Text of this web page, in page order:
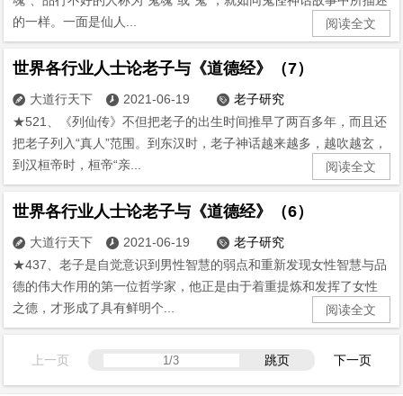
的一样。一面是仙人...
阅读全文
世界各行业人士论老子与《道德经》（7）
 大道行天下  2021-06-19  老子研究
★521、《列仙传》不但把老子的出生时间推早了两百多年，而且还
把老子列入“真人”范围。到东汉时，老子神话越来越多，越吹越玄，
到汉桓帝时，桓帝“亲...
阅读全文
世界各行业人士论老子与《道德经》（6）
 大道行天下  2021-06-19  老子研究
★437、老子是自觉意识到男性智慧的弱点和重新发现女性智慧与品
德的伟大作用的第一位哲学家，他正是由于着重提炼和发挥了女性
之德，才形成了具有鲜明个...
阅读全文
上一页 跳页 下一页